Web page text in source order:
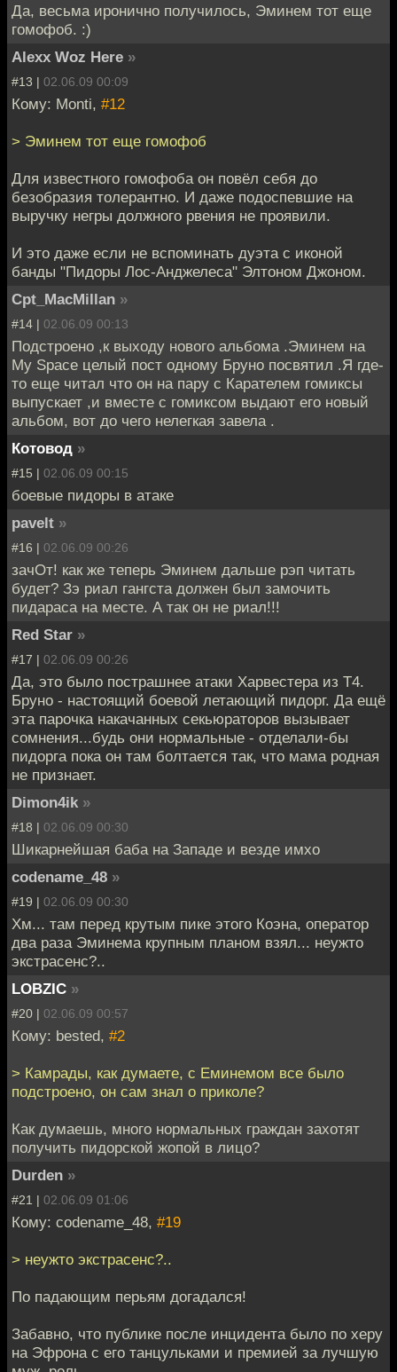
Да, весьма иронично получилось, Эминем тот еще
гомофоб. :)
Alexx Woz Here »
#13 | 02.06.09 00:09
Кому: Monti, #12
> Эминем тот еще гомофоб
Для известного гомофоба он повёл себя до
безобразия толерантно. И даже подоспевшие на
выручку негры должного рвения не проявили.
И это даже если не вспоминать дуэта с иконой
банды "Пидоры Лос-Анджелеса" Элтоном Джоном.
Cpt_MacMillan »
#14 | 02.06.09 00:13
Подстроено ,к выходу нового альбома .Эминем на
My Space целый пост одному Бруно посвятил .Я где-
то еще читал что он на пару с Карателем гомиксы
выпускает ,и вместе с гомиксом выдают его новый
альбом, вот до чего нелегкая завела .
Котовод »
#15 | 02.06.09 00:15
боевые пидоры в атаке
pavelt »
#16 | 02.06.09 00:26
зачОт! как же теперь Эминем дальше рэп читать
будет? Зэ риал гангста должен был замочить
пидараса на месте. А так он не риал!!!
Red Star »
#17 | 02.06.09 00:26
Да, это было пострашнее атаки Харвестера из Т4.
Бруно - настоящий боевой летающий пидорг. Да ещё
эта парочка накачанных секьюраторов вызывает
сомнения...будь они нормальные - отделали-бы
пидорга пока он там болтается так, что мама родная
не признает.
Dimon4ik »
#18 | 02.06.09 00:30
Шикарнейшая баба на Западе и везде имхо
codename_48 »
#19 | 02.06.09 00:30
Хм... там перед крутым пике этого Коэна, оператор
два раза Эминема крупным планом взял... неужто
экстрасенс?..
LOBZIC »
#20 | 02.06.09 00:57
Кому: bested, #2
> Камрады, как думаете, с Еминемом все было
подстроено, он сам знал о приколе?
Как думаешь, много нормальных граждан захотят
получить пидорской жопой в лицо?
Durden »
#21 | 02.06.09 01:06
Кому: codename_48, #19
> неужто экстрасенс?..
По падающим перьям догадался!
Забавно, что публике после инцидента было по херу
на Эфрона с его танцульками и премией за лучшую